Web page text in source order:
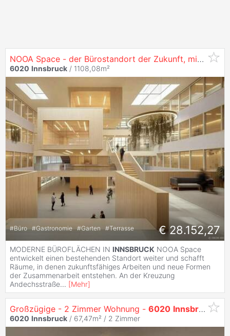
NOOA Space - der Bürostandort der Zukunft, mit 1286 m² in
6020 Innsbruck / 1108,08m²
#Büro #Gastronomie #Garten #Terrasse € 28.152,27
MODERNE BÜROFLÄCHEN IN INNSBRUCK NOOA Space
entwickelt einen bestehenden Standort weiter und schafft
Räume, in denen zukunftsfähiges Arbeiten und neue Formen
der Zusammenarbeit entstehen. An der Kreuzung
Andechsstraße... [Mehr]
Großzügige - 2 Zimmer Wohnung - 6020 Innsbruck /
6020 Innsbruck / 67,47m² / 2 Zimmer